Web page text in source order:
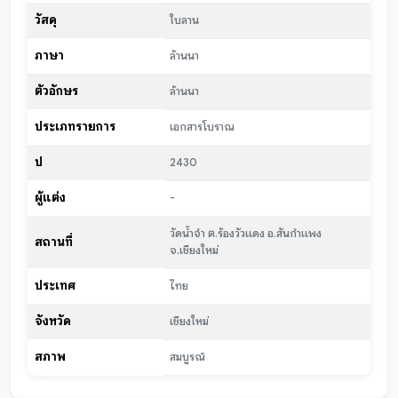
วัสดุ ใบลาน
ภาษา ล้านนา
ตัวอักษร ล้านนา
ประเภทรายการ เอกสารโบราณ
ปี 2430
ผู้แต่ง -
สถานที่
วัดน้ำจำ ต.ร้องวัวแดง อ.สันกำแพง
จ.เชียงใหม่
ประเทศ ไทย
จังหวัด เชียงใหม่
สภาพ สมบูรณ์